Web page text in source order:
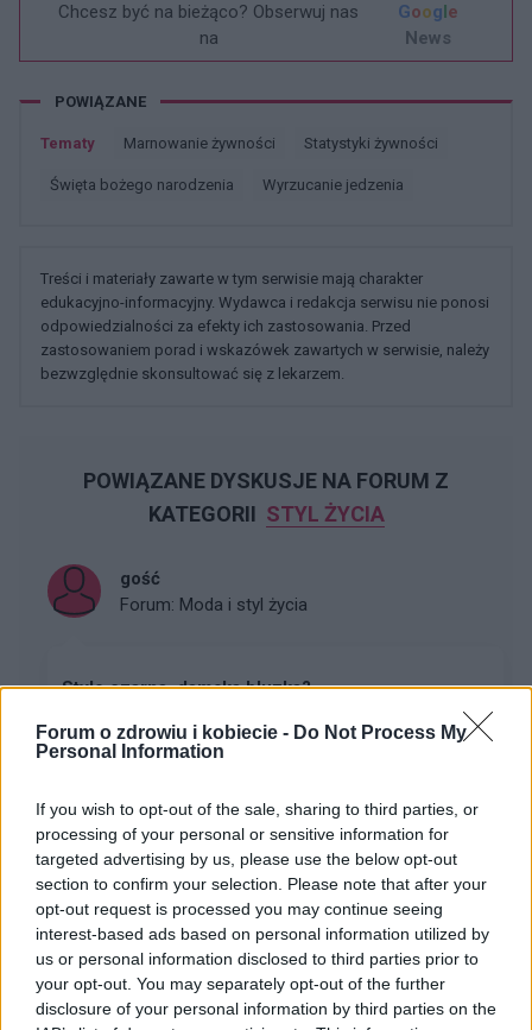
Forum o zdrowiu i kobiecie - Do Not Process My
Personal Information
If you wish to opt-out of the sale, sharing to third parties, or
processing of your personal or sensitive information for
targeted advertising by us, please use the below opt-out
section to confirm your selection. Please note that after your
opt-out request is processed you may continue seeing
interest-based ads based on personal information utilized by
us or personal information disclosed to third parties prior to
your opt-out. You may separately opt-out of the further
disclosure of your personal information by third parties on the
Chcesz być na bieżąco? Obserwuj nas
na
Google
News
POWIĄZANE
Tematy Marnowanie żywności Statystyki żywności
święta bożego narodzenia Wyrzucanie jedzenia
Treści i materiały zawarte w tym serwisie mają charakter
edukacyjno-informacyjny. Wydawca i redakcja serwisu nie ponosi
odpowiedzialności za efekty ich zastosowania. Przed
zastosowaniem porad i wskazówek zawartych w serwisie, należy
bezwzględnie skonsultować się z lekarzem.
POWIĄZANE DYSKUSJE NA FORUM Z
KATEGORII STYL ŻYCIA
gość
Forum: Moda i styl życia
Stylo czarna, damska bluzka?
Widziałyście albo może kupiłyście sobie jakąś fajną,
stylową, czarną bluzkę? Szukam, szukam i znaleźć nie
poison_ivy
Forum:Moda i styl życia
Gdzie najchętniej kupujecie ubrania?
Wolicie galerie handlowe, małe sklepiki, second-
handy/outlety czy np. kupowanie przez internet? Macie